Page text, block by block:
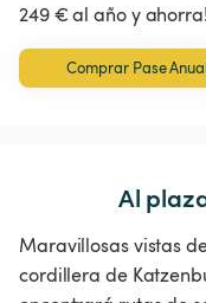
249 € al año y ahorra!
Comprar Pase
Al
Maravillosas vistas
cordillera de